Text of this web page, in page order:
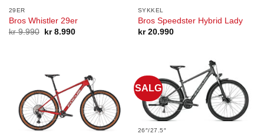
29ER
Bros Whistler 29er
kr9.990
Opprinnelig
kr8.990Nåværende
SYKKEL
Bros Speedster Hybrid Lady
kr20.990
SALG
26″/27.5″